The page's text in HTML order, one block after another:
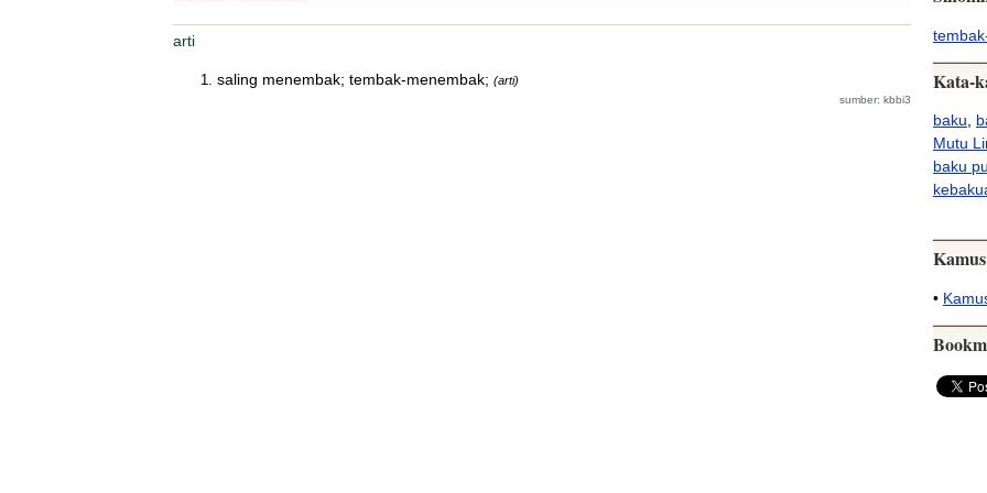
arti
saling menembak; tembak-menembak; (arti)
sumber: kbbi3
Kata-
baku
Mutu
baku
•